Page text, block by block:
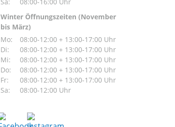
Sa:
08:00-16:00 Uhr
Winter Öffnungszeiten (November
bis März)
Mo:
08:00-12:00 + 13:00-17:00 Uhr
Di:
08:00-12:00 + 13:00-17:00 Uhr
Mi:
08:00-12:00 + 13:00-17:00 Uhr
Do:
08:00-12:00 + 13:00-17:00 Uhr
Fr:
08:00-12:00 + 13:00-17:00 Uhr
Sa:
08:00-12:00 Uhr